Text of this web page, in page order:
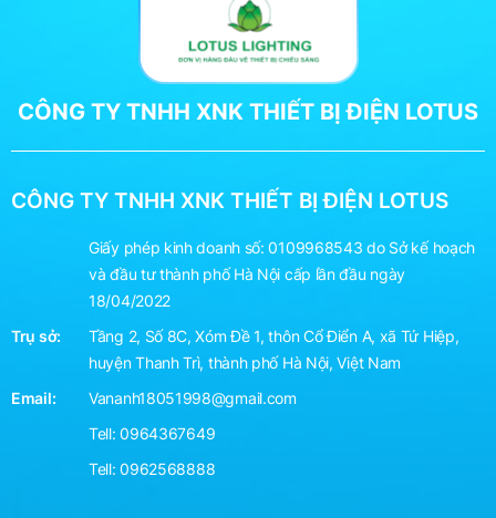
CÔNG TY TNHH XNK THIẾT BỊ ĐIỆN LOTUS
CÔNG TY TNHH XNK THIẾT BỊ ĐIỆN LOTUS
Giấy phép kinh doanh số: 0109968543 do Sở kế hoạch
và đầu tư thành phố Hà Nội cấp lần đầu ngày
18/04/2022
Trụ sở:
Tầng 2, Số 8C, Xóm Đề 1, thôn Cổ Điển A, xã Tứ Hiệp,
huyện Thanh Trì, thành phố Hà Nội, Việt Nam
Email:
Vananh18051998@gmail.com
Tell:0964367649
Tell:0962568888